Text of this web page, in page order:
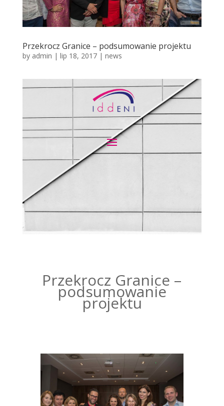
Przekrocz Granice – podsumowanie projektu
by admin | lip 18, 2017| news
Przekrocz Granice –
podsumowanie
projektu